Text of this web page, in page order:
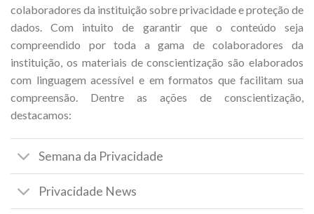
colaboradores da instituição sobre privacidade e proteção de
dados. Com intuito de garantir que o conteúdo seja
compreendido por toda a gama de colaboradores da
instituição, os materiais de conscientização são elaborados
com linguagem acessível e em formatos que facilitam sua
compreensão. Dentre as ações de conscientização,
destacamos:
Semana da Privacidade
Privacidade News